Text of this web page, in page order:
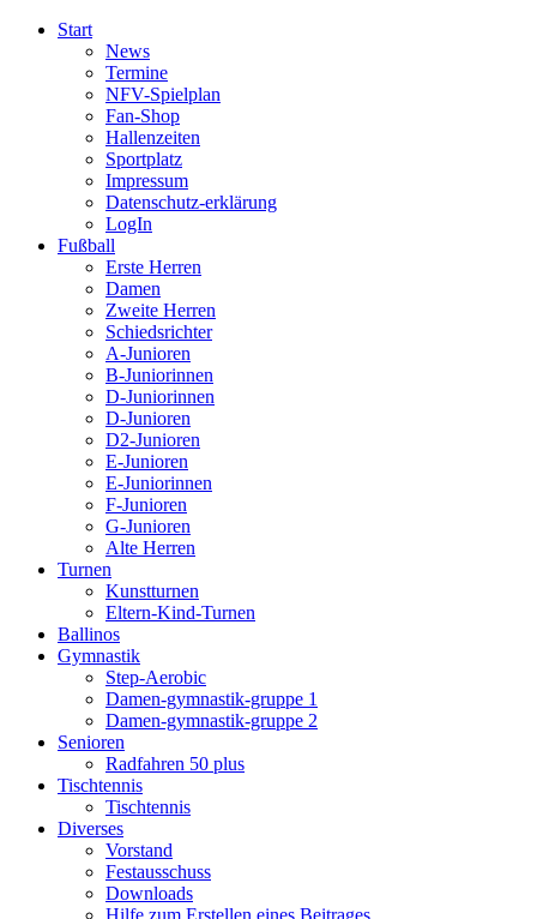
Start
News
Termine
NFV-Spielplan
Fan-Shop
Hallenzeiten
Sportplatz
Impressum
Datenschutz-erklärung
LogIn
Fußball
Erste Herren
Damen
Zweite Herren
Schiedsrichter
A-Junioren
B-Juniorinnen
D-Juniorinnen
D-Junioren
D2-Junioren
E-Junioren
E-Juniorinnen
F-Junioren
G-Junioren
Alte Herren
Turnen
Kunstturnen
Eltern-Kind-Turnen
Ballinos
Gymnastik
Step-Aerobic
Damen-gymnastik-gruppe 1
Damen-gymnastik-gruppe 2
Senioren
Radfahren 50 plus
Tischtennis
Tischtennis
Diverses
Vorstand
Festausschuss
Downloads
Hilfe zum Erstellen eines Beitrages